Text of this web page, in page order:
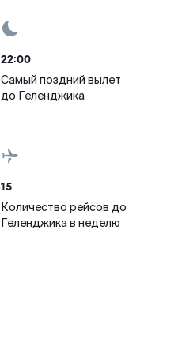
22:00
Самый поздний вылет
до Геленджика
15
Количество рейсов до
Геленджика в неделю